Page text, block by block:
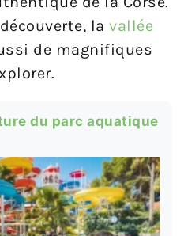
la vallée
de magnifiques
du parc aquatique